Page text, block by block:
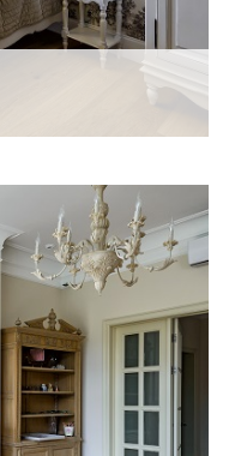
инженерных работ
стяжки,
монтажа гкл
работ.
руб. за м